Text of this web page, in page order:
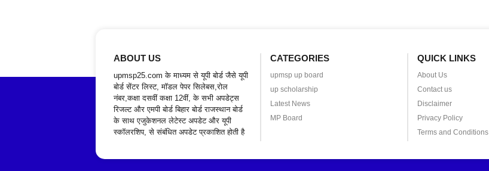
ABOUT US
upmsp25.com के माध्यम से यूपी बोर्ड जैसे यूपी
बोर्ड सेंटर लिस्ट, मॉडल पेपर सिलेबस,रोल
नंबर,कक्षा दसवीं कक्षा 12वीं, के सभी अपडेट्स
रिजल्ट और एमपी बोर्ड बिहार बोर्ड राजस्थान बोर्ड
के साथ एजुकेशनल लेटेस्ट अपडेट और यूपी
स्कॉलरशिप, से संबंधित अपडेट प्रकाशित होती है
CATEGORIES
upmsp up board
up scholarship
Latest News
MP Board
QUICK LINKS
About Us
Contact us
Disclaimer
Privacy Policy
Terms and Conditions